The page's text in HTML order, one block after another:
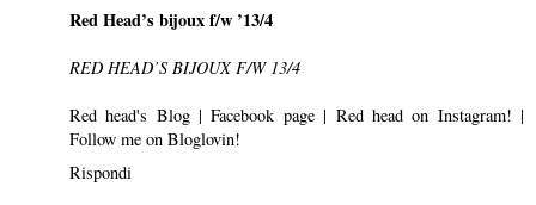
Red Head’s bijoux f/w ’13/4
RED HEAD’S BIJOUX F/W 13/4
Red head's Blog|Facebook page| Red head on Instagram! |
Follow me on Bloglovin!
Rispondi